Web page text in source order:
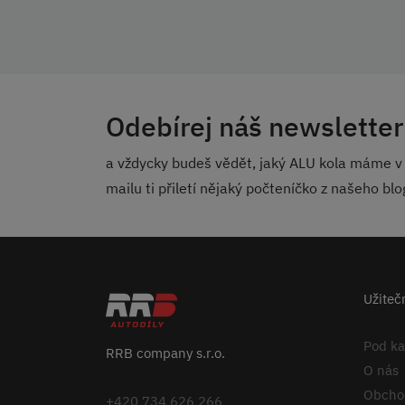
Odebírej náš newsletter
a vždycky budeš vědět, jaký ALU kola máme
mailu ti přiletí nějaký počteníčko z našeho
RRB company s.r.o.
+420 734 626 266
Pod
O nás